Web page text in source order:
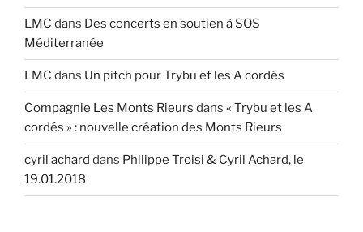
LMC dans Des concerts en soutien à SOS
Méditerranée
LMC dans Un pitch pour Trybu et les A cordés
Compagnie Les Monts Rieurs dans « Trybu et les A
cordés » : nouvelle création des Monts Rieurs
cyril achard dans Philippe Troisi & Cyril Achard, le
19.01.2018